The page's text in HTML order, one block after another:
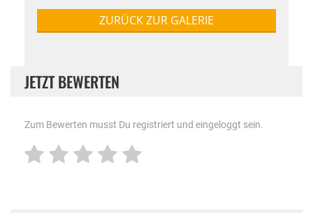
ZURÜCK ZUR GALERIE
JETZT BEWERTEN
Zum Bewerten musst Du registriert und eingeloggt sein.